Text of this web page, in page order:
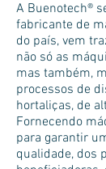
A Buenotech®
fabricante de
do país, vem
não só as
mas também,
processos de
hortaliças, de
Fornecendo
para garantir
qualidade, dos